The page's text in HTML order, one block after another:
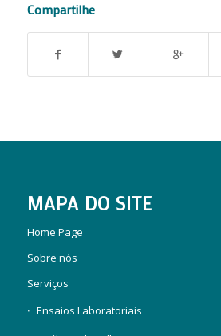
Compartilhe
MAPA DO SITE
Home Page
Sobre nós
Serviços
Ensaios Laboratoriais